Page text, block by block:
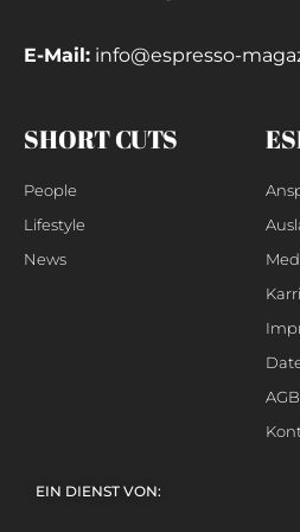
E-Mail: info@espresso-
SHORT CUTS
People
Lifestyle
News
AGB
EIN DIENST VON: